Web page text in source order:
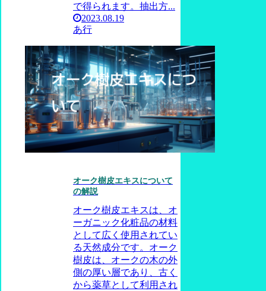
で得られます。抽出方...
2023.08.19
あ行
オーク樹皮エキスについて
の解説
オーク樹皮エキスは、オ
ーガニック化粧品の材料
として広く使用されてい
る天然成分です。オーク
樹皮は、オークの木の外
側の厚い層であり、古く
から薬草として利用され